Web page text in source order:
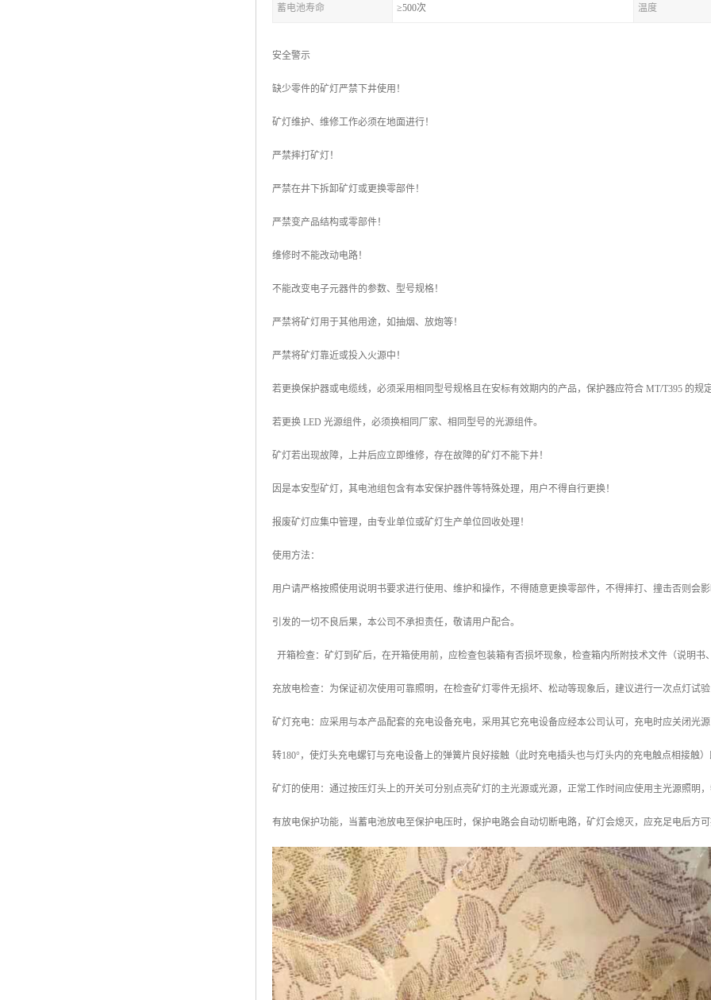
蓄电池寿命 ≥500次 温度
安全警示
缺少零件的矿灯严禁下井使用！
矿灯维护、维修工作必须在地面进行！
严禁摔打矿灯！
严禁在井下拆卸矿灯或更换零部件！
严禁变产品结构或零部件！
维修时不能改动电路！
不能改变电子元器件的参数、型号规格！
严禁将矿灯用于其他用途，如抽烟、放炮等！
严禁将矿灯靠近或投入火源中！
若更换保护器或电缆线，必须采用相同型号规格且在安标有效期内的产品，保护器应符合 MT/T395 的规
若更换 LED 光源组件，必须换相同厂家、相同型号的光源组件。
矿灯若出现故障，上井后应立即维修，存在故障的矿灯不能下井！
因是本安型矿灯，其电池组包含有本安保护器件等特殊处理，用户不得自行更换！
报废矿灯应集中管理，由专业单位或矿灯生产单位回收处理！
使用方法：
用户请严格按照使用说明书要求进行使用、维护和操作，不得随意更换零部件，不得摔打、撞击否则会
引发的一切不良后果，本公司不承担责任，敬请用户配合。
开箱检查：矿灯到矿后，在开箱使用前，应检查包装箱有否损坏现象，检查箱内所附技术文件（说明书
充放电检查：为保证初次使用可靠照明，在检查矿灯零件无损坏、松动等现象后，建议进行一次点灯试
矿灯充电：应采用与本产品配套的充电设备充电，采用其它充电设备应经本公司认可，充电时应关闭光
转180°，使灯头充电螺钉与充电设备上的弹簧片良好接触（此时充电插头也与灯头内的充电触点相接触
矿灯的使用：通过按压灯头上的开关可分别点亮矿灯的主光源或光源，正常工作时间应使用主光源照明
有放电保护功能，当蓄电池放电至保护电压时，保护电路会自动切断电路，矿灯会熄灭，应充足电后方可